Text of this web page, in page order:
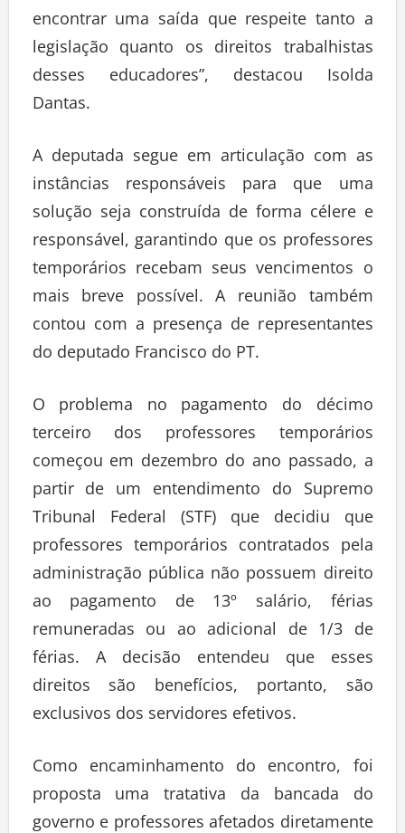
encontrar uma saída que respeite tanto a
legislação quanto os direitos trabalhistas
desses educadores”, destacou Isolda
Dantas.
A deputada segue em articulação com as
instâncias responsáveis para que uma
solução seja construída de forma célere e
responsável, garantindo que os professores
temporários recebam seus vencimentos o
mais breve possível. A reunião também
contou com a presença de representantes
do deputado Francisco do PT.
O problema no pagamento do décimo
terceiro dos professores temporários
começou em dezembro do ano passado, a
partir de um entendimento do Supremo
Tribunal Federal (STF) que decidiu que
professores temporários contratados pela
administração pública não possuem direito
ao pagamento de 13º salário, férias
remuneradas ou ao adicional de 1/3 de
férias. A decisão entendeu que esses
direitos são benefícios, portanto, são
exclusivos dos servidores efetivos.
Como encaminhamento do encontro, foi
proposta uma tratativa da bancada do
governo e professores afetados diretamente